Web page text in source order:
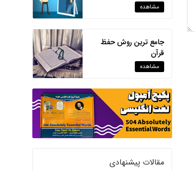
مشاهده
جامع ترین روش حفظ
قرآن
مشاهده
مقالات پیشنهادی